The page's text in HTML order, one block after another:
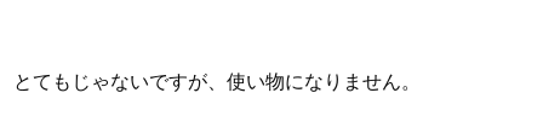
とてもじゃないですが、使い物になりません。